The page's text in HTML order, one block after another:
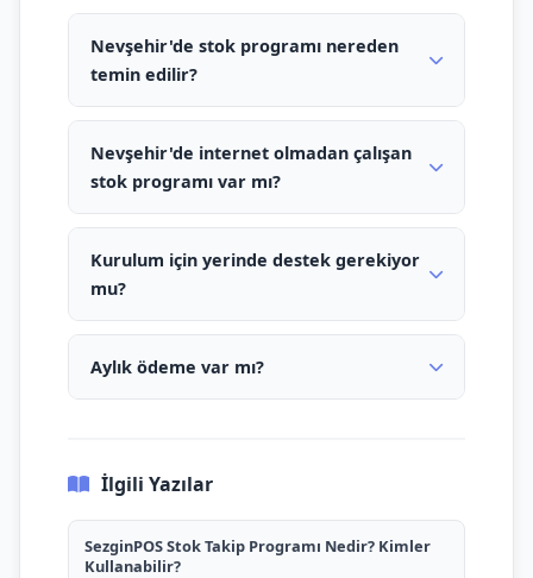
Nevşehir'de stok programı nereden
temin edilir?
Nevşehir'de internet olmadan çalışan
stok programı var mı?
Kurulum için yerinde destek gerekiyor
mu?
Aylık ödeme var mı?
İlgili Yazılar
SezginPOS Stok Takip Programı Nedir? Kimler
Kullanabilir?